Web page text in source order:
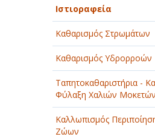
Ιστιοραφεία
Καθαρισμός Στρωμάτων
Καθαρισμός Υδρορροών
Ταπητοκαθαριστήρια -
Φύλαξη Χαλιών
Καλλωπισμός
Ζώων